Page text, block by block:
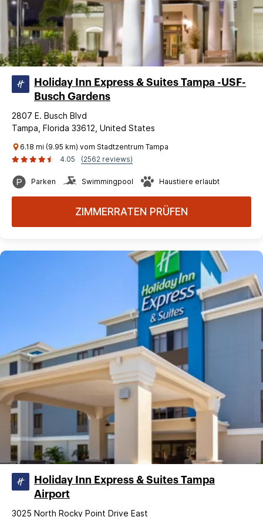
Holiday Inn Express & Suites Tampa -USF-
Busch Gardens
2807 E. Busch Blvd
Tampa, Florida 33612, United States
6.18 mi (9.95 km) vom Stadtzentrum Tampa
4.05
(2562 reviews)
Parken Swimmingpool Haustiere erlaubt
ZIMMERRATEN PRÜFEN
Holiday Inn Express & Suites Tampa
Airport
3025 North Rocky Point Drive East